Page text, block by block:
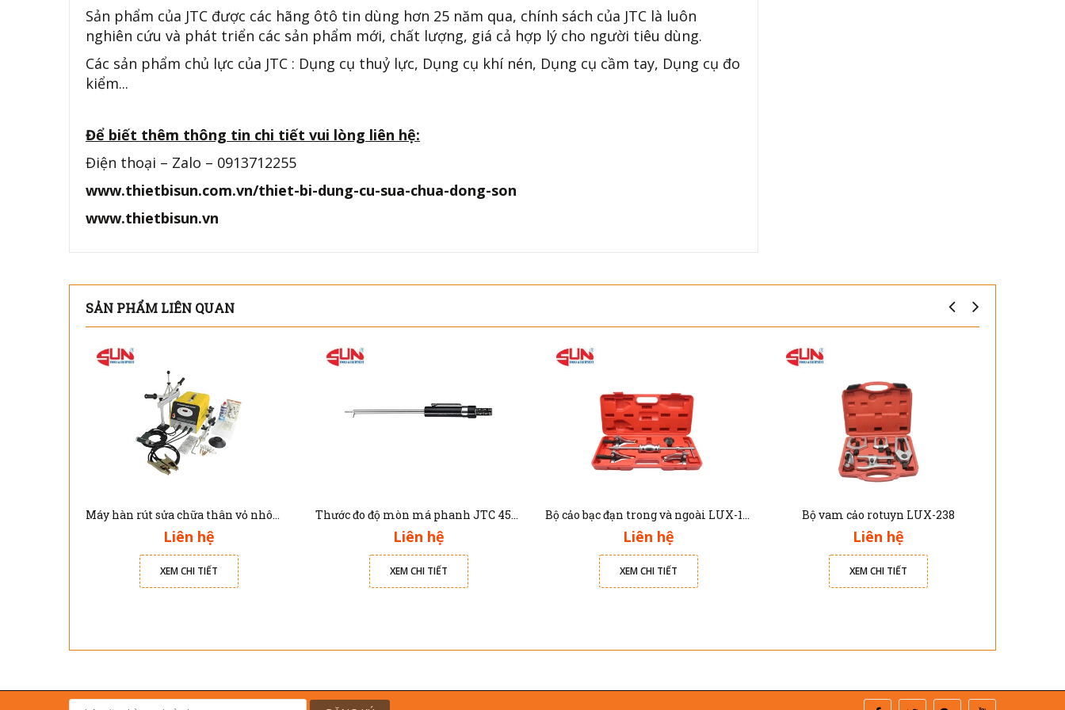
Sản phẩm của JTC được các hãng ôtô tin dùng hơn 25 năm qua, chính sách của JTC là luôn
nghiên cứu và phát triển các sản phẩm mới, chất lượng, giá cả hợp lý cho người tiêu dùng.
Các sản phẩm chủ lực của JTC : Dụng cụ thuỷ lực, Dụng cụ khí nén, Dụng cụ cầm tay, Dụng cụ đo
kiểm...
Để biết thêm thông tin chi tiết vui lòng liên hệ:
Điện thoại – Zalo – 0913712255
www.thietbisun.com.vn/thiet-bi-dung-cu-sua-chua-dong-son
www.thietbisun.vn
SẢN PHẨM LIÊN QUAN
Máy hàn rút sửa chữa thân vỏ nhôm xe ô tô Solary AL7E
Liên hệ
XEM CHI TIẾT
Thước đo độ mòn má phanh JTC 4564
Liên hệ
XEM CHI TIẾT
Bộ cảo bạc đạn trong và ngoài LUX-1075
Liên hệ
XEM CHI TIẾT
Bộ vam cảo rotuyn LUX-238
Liên hệ
XEM CHI TIẾT